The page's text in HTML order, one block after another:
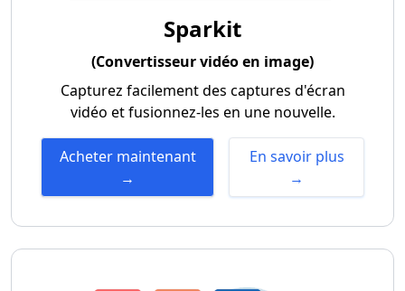
Sparkit
(Convertisseur vidéo en image)
Capturez facilement des captures d'écran
vidéo et fusionnez-les en une nouvelle.
Acheter maintenant
→
En savoir plus
→